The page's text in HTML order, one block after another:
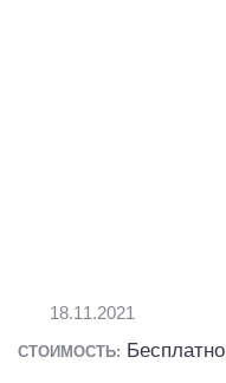
18.11.2021
СТОИМОСТЬ: Бесплатно